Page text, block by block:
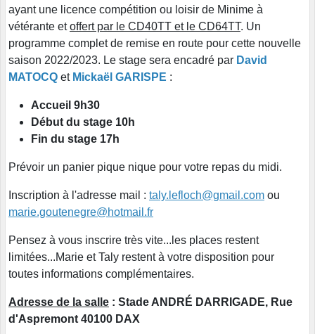
ayant une licence compétition ou loisir de Minime à
vétérante etoffert par le CD40TT et le CD64TT. Un
programme complet de remise en route pour cette nouvelle
saison 2022/2023. Le stage sera encadré par David
MATOCQ et Mickaël GARISPE :
Accueil 9h30
Début du stage 10h
Fin du stage 17h
Prévoir un panier pique nique pour votre repas du midi.
Inscription à l'adresse mail : taly.lefloch@gmail.com ou
marie.goutenegre@hotmail.fr
Pensez à vous inscrire très vite...les places restent
limitées...Marie et Taly restent à votre disposition pour
toutes informations complémentaires.
Adresse de la salle : Stade ANDRÉ DARRIGADE, Rue
d'Aspremont 40100 DAX